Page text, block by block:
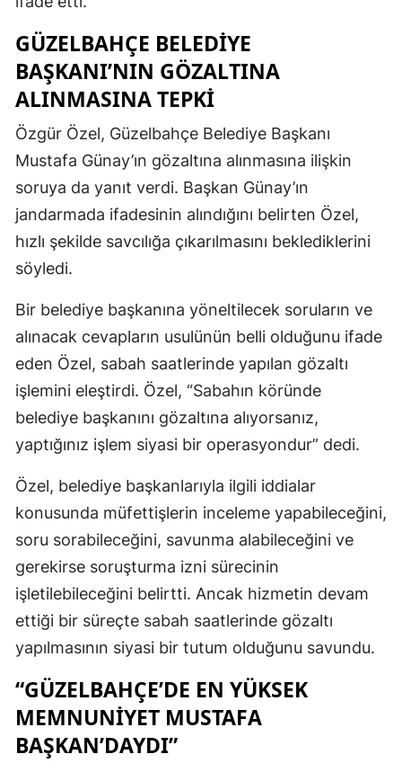
GÜZELBAHÇE BELEDIYE
BAŞKANI’NIN GÖZALTINA
ALINMASINA TEPKI
Özgür Özel, Güzelbahçe Belediye Başkanı
Mustafa Günay’ın gözaltına alınmasına ilişkin
soruya da yanıt verdi. Başkan Günay’ın
jandarmada ifadesinin alındığını belirten Özel,
hızlı şekilde savcılığa çıkarılmasını beklediklerini
söyledi.
Bir belediye başkanına yöneltilecek soruların ve
alınacak cevapların usulünün belli olduğunu ifade
eden Özel, sabah saatlerinde yapılan gözaltı
işlemini eleştirdi. Özel, “Sabahın köründe
belediye başkanını gözaltına alıyorsanız,
yaptığınız işlem siyasi bir operasyondur” dedi.
Özel, belediye başkanlarıyla ilgili iddialar
konusunda müfettişlerin inceleme yapabileceğini,
soru sorabileceğini, savunma alabileceğini ve
gerekirse soruşturma izni sürecinin
işletilebileceğini belirtti. Ancak hizmetin devam
ettiği bir süreçte sabah saatlerinde gözaltı
yapılmasının siyasi bir tutum olduğunu savundu.
“GÜZELBAHÇE’DE EN YÜKSEK
MEMNUNIYET MUSTAFA
BAŞKAN’DAYDI”